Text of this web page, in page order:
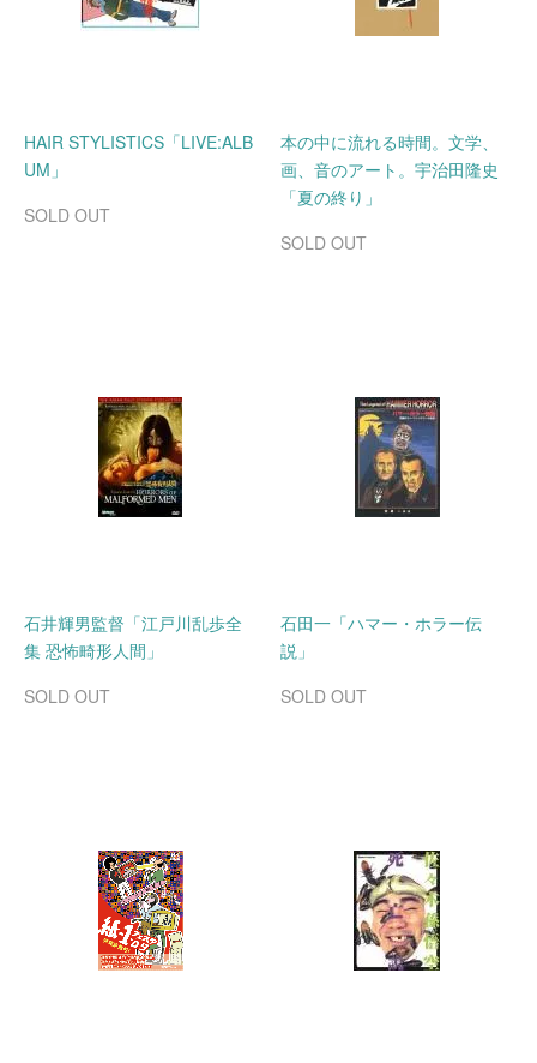
HAIR STYLISTICS「LIVE:ALB
UM」
SOLD OUT
本の中に流れる時間。文学、
画、音のアート。宇治田隆史
「夏の終り」
SOLD OUT
石井輝男監督「江戸川乱歩全
集 恐怖畸形人間」
SOLD OUT
石田一「ハマー・ホラー伝
説」
SOLD OUT